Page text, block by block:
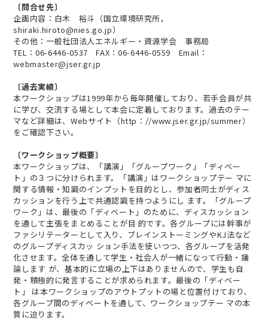
〔問合せ先〕
企画内容：白木 裕斗（国立環境研究所，
shiraki.hiroto@nies.go.jp）
その他：一般社団法人エネルギー・資源学会 事務局
TEL：06-6446-0537 FAX：06-6446-0559 Email：
webmaster@jser.gr.jp
〔過去実績〕
本ワークショップは1999年から毎年開催しており、若手会員が共
に学び、交流する場として本会に定着しております。過去のテー
マなど詳細は、Webサイト（http：//www.jser.gr.jp/summer）
をご確認下さい。
〔ワークショップ概要〕
本ワークショップは、「講演」「グループワーク」「ディベー
ト」の３つに分けられます。「講演」はワークショップテー マに
関する情報・知識のインプットを目的とし、参加者同士がディス
カッションを行う上で共通認識を持つようにし ます。「グループ
ワーク」は、最後の「ディベート」のために、ディスカッション
を通して主張をまとめることが目 的です。各グループには幹事が
ファシリテーターとして入り、ブレインストーミングやKJ法など
のグループディスカッ ション手法を使いつつ、各グループを活発
化させます。全体を通して学生・社会人が一緒になって行動・議
論します が、基本的に立場の上下はありませんので、学生も自
発・積極的に発言することが求められます。最後の「ディベー
ト」 は本ワークショップのアウトプットの場と位置付けており、
各グループ間のディベートを通して、ワークショップテー マの本
質に迫ります。